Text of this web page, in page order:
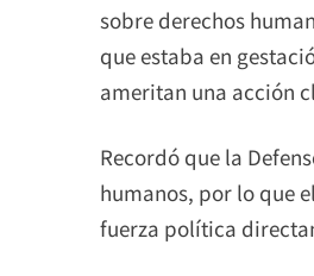
sobre derechos
que estaba en
ameritan una acción
Recordó que la
humanos, por lo que
fuerza política